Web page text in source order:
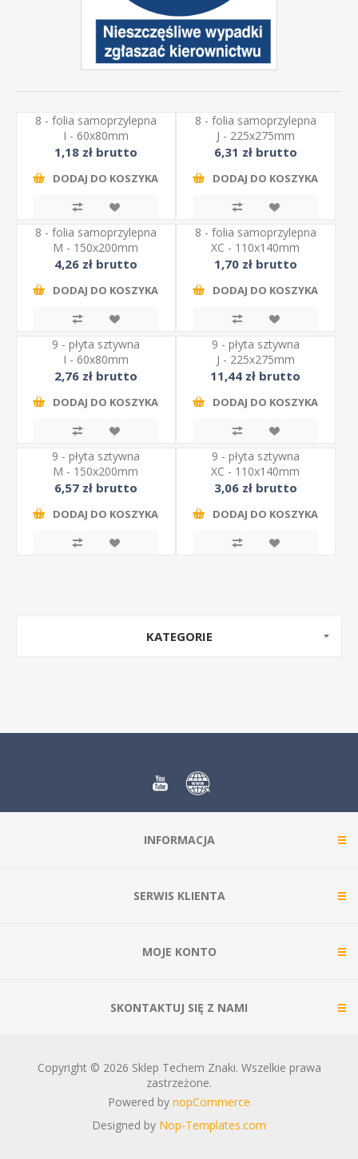
8 - folia samoprzylepna
I - 60x80mm
1,18 zł brutto
DODAJ DO KOSZYKA
8 - folia samoprzylepna
J - 225x275mm
6,31 zł brutto
DODAJ DO KOSZYKA
8 - folia samoprzylepna
M - 150x200mm
4,26 zł brutto
DODAJ DO KOSZYKA
8 - folia samoprzylepna
XC - 110x140mm
1,70 zł brutto
DODAJ DO KOSZYKA
9 - płyta sztywna
I - 60x80mm
2,76 zł brutto
DODAJ DO KOSZYKA
9 - płyta sztywna
J - 225x275mm
11,44 zł brutto
DODAJ DO KOSZYKA
9 - płyta sztywna
M - 150x200mm
6,57 zł brutto
DODAJ DO KOSZYKA
9 - płyta sztywna
XC - 110x140mm
3,06 zł brutto
DODAJ DO KOSZYKA
KATEGORIE
INFORMACJA
SERWIS KLIENTA
MOJE KONTO
SKONTAKTUJ SIĘ Z NAMI
Copyright © 2026 Sklep Techem Znaki. Wszelkie prawa
zastrzeżone.
Powered by nopCommerce
Designed by Nop-Templates.com